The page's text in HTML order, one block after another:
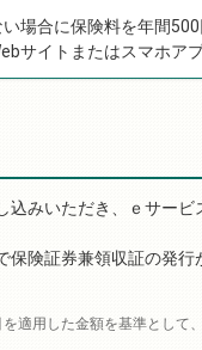
場合に保険料を年間500
サイトまたはスマホア
込みいただき、ｅサー
保険証券兼領収証の発
適用した金額を基準として